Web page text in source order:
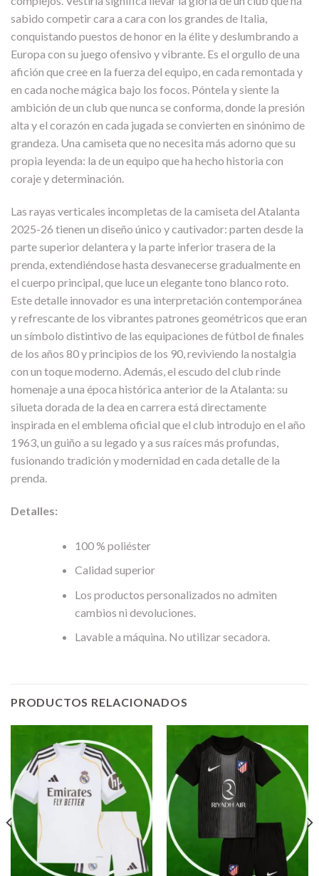
sabido competir cara a cara con los grandes de Italia,
conquistando puestos de honor en la élite y deslumbrando a
Europa con su juego ofensivo y vibrante. Es el orgullo de una
afición que cree en la fuerza del equipo, en cada remontada y
en cada noche mágica bajo los focos. Póntela y siente la
ambición de un club que nunca se conforma, donde la presión
alta y el corazón en cada jugada se convierten en sinónimo de
grandeza. Una camiseta que no necesita más adorno que su
propia leyenda: la de un equipo que ha hecho historia con
coraje y determinación.
Las rayas verticales incompletas de la camiseta del Atalanta
2025-26 tienen un diseño único y cautivador: parten desde la
parte superior delantera y la parte inferior trasera de la
prenda, extendiéndose hasta desvanecerse gradualmente en
el cuerpo principal, que luce un elegante tono blanco roto.
Este detalle innovador es una interpretación contemporánea
y refrescante de los vibrantes patrones geométricos que eran
un símbolo distintivo de las equipaciones de fútbol de finales
de los años 80 y principios de los 90, reviviendo la nostalgia
con un toque moderno. Además, el escudo del club rinde
homenaje a una época histórica anterior de la Atalanta: su
silueta dorada de la dea en carrera está directamente
inspirada en el emblema oficial que el club introdujo en el año
1963, un guiño a su legado y a sus raíces más profundas,
fusionando tradición y modernidad en cada detalle de la
prenda.
Detalles:
100 % poliéster
Calidad superior
Los productos personalizados no admiten
cambios ni devoluciones.
Lavable a máquina. No utilizar secadora.
PRODUCTOS RELACIONADOS